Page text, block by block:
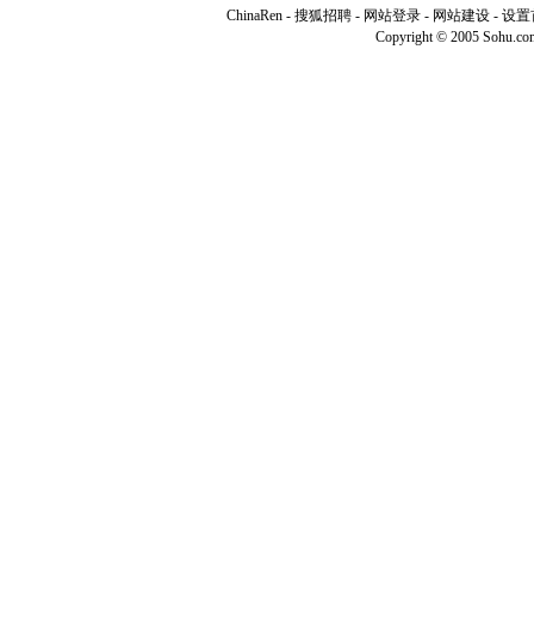
ChinaRen - 搜狐招聘 - 网站登录 - 网站建设 - 设置
Copyright © 2005